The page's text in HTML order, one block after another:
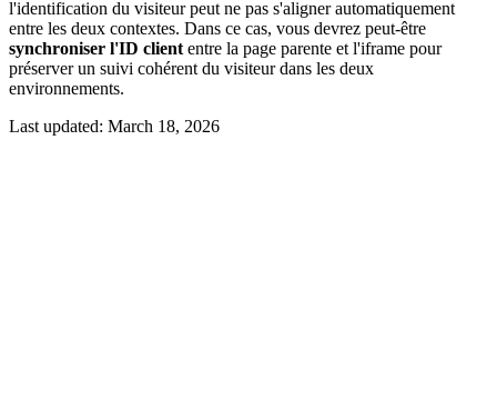
l'identification du visiteur peut ne pas s'aligner automatiquement
entre les deux contextes. Dans ce cas, vous devrez peut-être
synchroniser l'ID client entre la page parente et l'iframe pour
préserver un suivi cohérent du visiteur dans les deux
environnements.
Last updated: March 18, 2026